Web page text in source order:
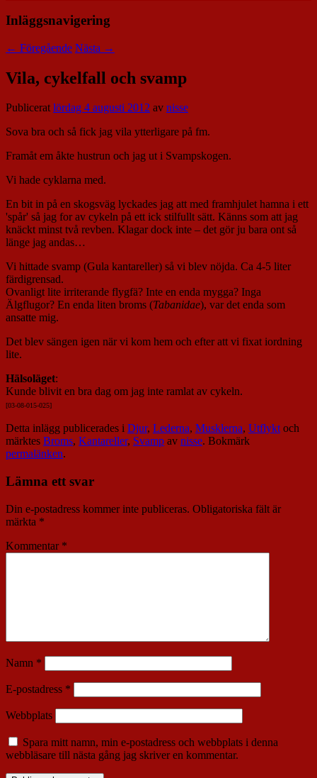
Inläggsnavigering
← Föregående Nästa →
Vila, cykelfall och svamp
Publiceratlördag 4 augusti 2012 av nisse
Sova bra och så fick jag vila ytterligare på fm.
Framåt em åkte hustrun och jag ut i Svampskogen.
Vi hade cyklarna med.
En bit in på en skogsväg lyckades jag att med framhjulet hamna i ett
'spår' så jag for av cykeln på ett ick stilfullt sätt. Känns som att jag
knäckt minst två revben. Klagar dock inte – det gör ju bara ont så
länge jag andas…
Vi hittade svamp (Gula kantareller) så vi blev nöjda. Ca 4-5 liter
färdigrensad.
Ovanligt lite irriterande flygfä? Inte en enda mygga? Inga
Älgflugor? En enda liten broms (Tabanidae), var det enda som
ansatte mig.
Det blev sängen igen när vi kom hem och efter att vi fixat iordning
lite.
Hälsoläget:
Kunde blivit en bra dag om jag inte ramlat av cykeln.
[03-08-015-025]
Detta inlägg publicerades i Djur, Lederna, Musklerna, Utflyktoch
märktes Broms, Kantareller, Svamp av nisse. Bokmärk
permalänken.
Lämna ett svar
Din e-postadress kommer inte publiceras. Obligatoriska fält är
märkta *
Kommentar *
Namn *
E-postadress *
Webbplats
Spara mitt namn, min e-postadress och webbplats i denna
webbläsare till nästa gång jag skriver en kommentar.